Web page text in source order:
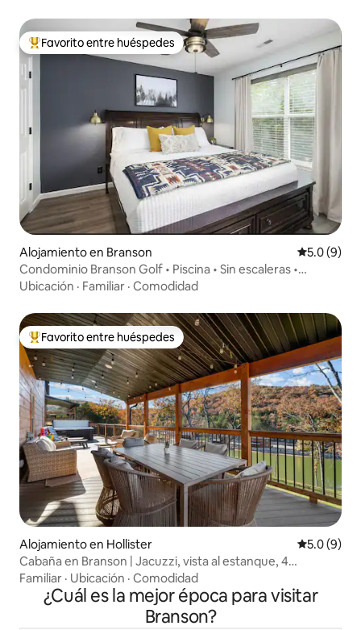
Favorito entre huéspedes preferido
Favorito entre huéspedes
Alojamiento en Branson
5.0 (9)
Condominio Branson Golf • Piscina • Sin escaleras •
Capacidad para 8 personas
Ubicación · Familiar · Comodidad
Favorito entre huéspedes preferido
Favorito entre huéspedes
Alojamiento en Hollister
5.0 (9)
Cabaña en Branson | Jacuzzi, vista al estanque, 4
habitaciones con baño
Familiar · Ubicación · Comodidad
¿Cuál es la mejor época para visitar
Branson?